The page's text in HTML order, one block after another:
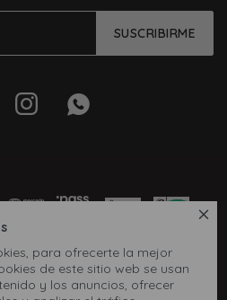

para ofrecerte la mejor
de este sitio web se usan
y los anuncios, ofrecer
SUSCRIBIRME
 